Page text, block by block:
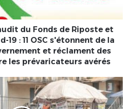
du Fonds de Riposte et
19 : 11 OSC s'étonnent de la
et réclament des
les prévaricateurs avérés